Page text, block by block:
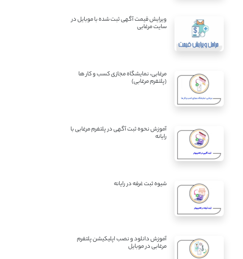
ویرایش قیمت آگهی ثبت شده با موبایل در
سایت مرغابی
مرغابی، نمایشگاه مجازی کسب و کار ها
(پلتفرم مرغابی)
آموزش نحوه ثبت آگهی در پلتفرم مرغابی با
رایانه
شیوه ثبت غرفه در رایانه
آموزش دانلود و نصب اپلیکیشن پلتفرم
مرغابی در موبایل